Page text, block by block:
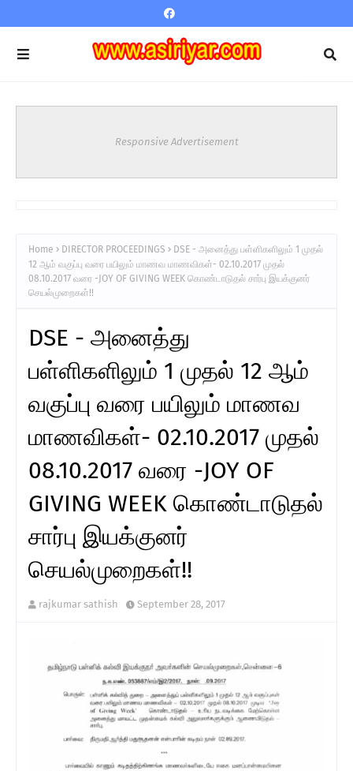
Responsive Advertisement
Home DIRECTOR PROCEEDINGS
DSE - அனைத்து பள்ளிகளிலும் 1 முதல்
12 ஆம் வகுப்பு வரை பயிலும் மாணவ மாணவிகள்- 02.10.2017 முதல்
08.10.2017 வரை -JOY OF GIVING WEEK கொண்டாடுதல் சார்பு இயக்குனர்
செயல்முறைகள்!!
DSE - அனைத்து
பள்ளிகளிலும் 1 முதல் 12 ஆம்
வகுப்பு வரை பயிலும் மாணவ
மாணவிகள்- 02.10.2017 முதல்
08.10.2017 வரை -JOY OF
GIVING WEEK கொண்டாடுதல்
சார்பு இயக்குனர்
செயல்முறைகள்!!
rajkumar sathish September 28, 2017